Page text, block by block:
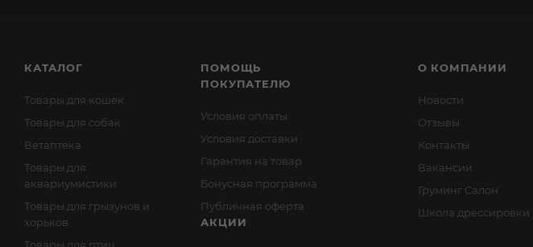
КАТАЛОГ
Товары для кошек
Товары для собак
Ветаптека
Товары для
аквариумистики
Товары для грызунов и
хорьков
ПОМОЩЬ
ПОКУПАТЕЛЮ
Условия оплаты
Условия доставки
Гарантия на товар
Бонусная программа
Публичная оферта
АКЦИИ
О КОМПАНИИ
Новости
Отзывы
Контакты
Вакансии
Груминг Салон
Школа дрессировки